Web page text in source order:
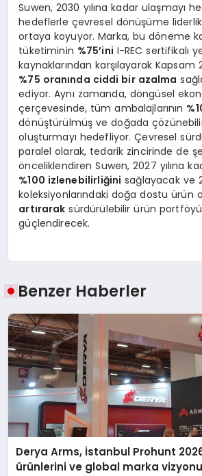
Suwen, 2030 yılına kadar ulaşmayı
hedeflerle çevresel dönüşüme liderlik
ortaya koyuyor. Marka, bu döneme
tüketiminin %75’ini I-REC sertifikalı
kaynaklarından karşılayarak Kapsam
%75 oranında ciddi bir azalma
ediyor. Aynı zamanda, döngüsel
çerçevesinde, tüm ambalajlarının
dönüştürülmüş ve doğada
oluşturmayı hedefliyor. Çevresel
paralel olarak, tedarik zincirinde de
önceliklendiren Suwen, 2027 yılına
%100 izlenebilirliğini sağlayacak ve
koleksiyonlarındaki doğa dostu ürün
artırarak sürdürülebilir ürün
güçlendirecek.
Benzer Haberler
Derya Arms, İstanbul Prohunt
ürünlerini ve global marka